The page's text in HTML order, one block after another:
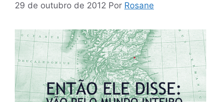
29 de outubro de 2012 Por Rosane